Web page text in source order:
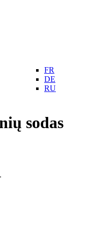
FR
DE
RU
sodas